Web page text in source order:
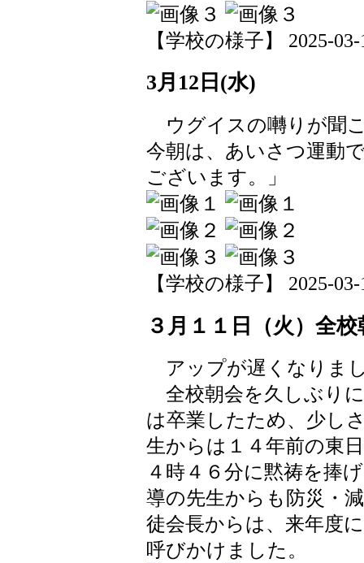
【学校の様子】 2025-
3月12日(水)
ウグイスの囀りが聞
今朝は、あいさつ運動
ございます。」
【学校の様子】 2025-
３月１１日（火）全校
アップが遅くなりま
全校朝会を久しぶり
は卒業したため、少し
生からは１４年前の東
４時４６分に黙祷を捧
導の先生からも防災・
徒会長からは、来年度
呼びかけました。